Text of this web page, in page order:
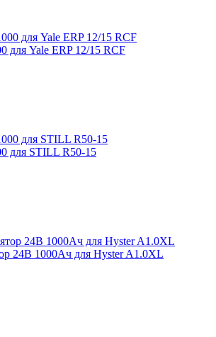
для Yale ERP 12/15 RCF
для STILL R50-15
24В 1000Ач для Hyster A1.0XL